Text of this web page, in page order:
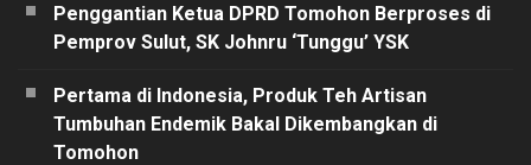
Penggantian Ketua DPRD Tomohon Berproses di
Pemprov Sulut, SK Johnru ‘Tunggu’ YSK
Pertama di Indonesia, Produk Teh Artisan
Tumbuhan Endemik Bakal Dikembangkan di
Tomohon